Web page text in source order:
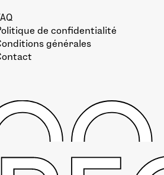
de confidentialité
générales